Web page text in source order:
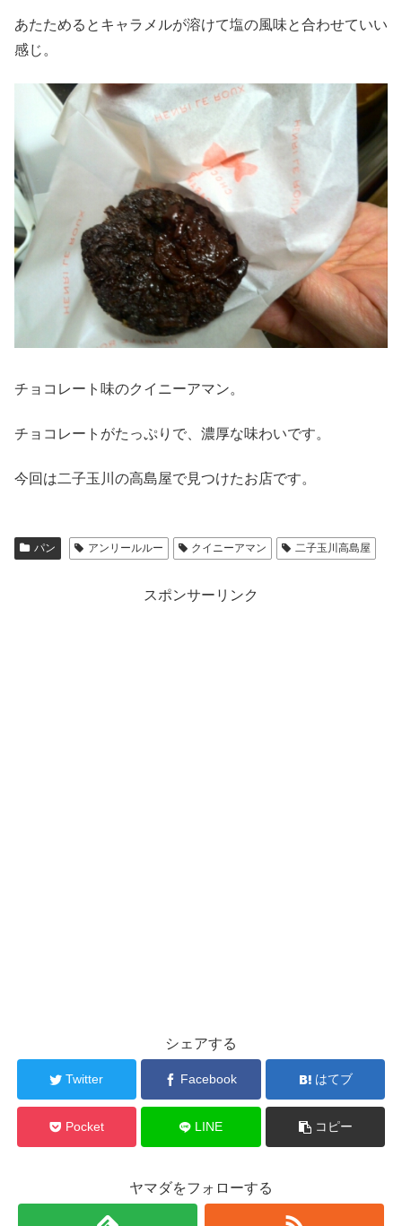
あたためるとキャラメルが溶けて塩の風味と合わせていい
感じ。
チョコレート味のクイニーアマン。
チョコレートがたっぷりで、濃厚な味わいです。
今回は二子玉川の高島屋で見つけたお店です。
パン アンリールルー クイニーアマン 二子玉川高島屋
スポンサーリンク
シェアする
Twitter Facebook はてブ
Pocket LINE コピー
ヤマダをフォローする